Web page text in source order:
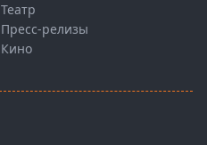
Театр
Пресс-релизы
Кино